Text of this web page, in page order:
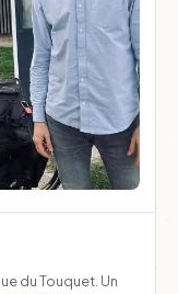
du Touquet. Un